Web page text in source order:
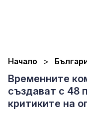
Начало
Временните
създават с 48
критиките на